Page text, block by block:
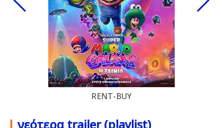
RENT-BUY
| νεότερα trailer (playlist)